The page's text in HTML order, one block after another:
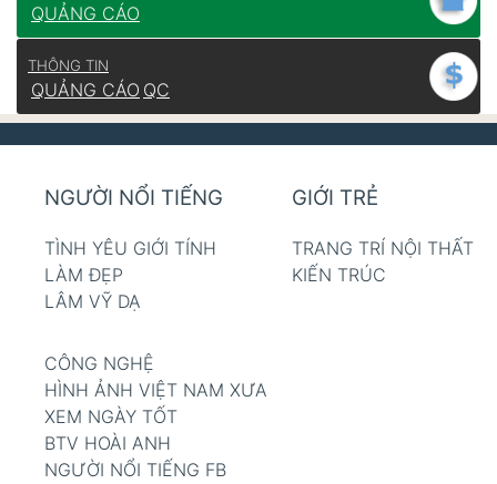
QUẢNG CÁO
THÔNG TIN
QUẢNG CÁO QC
NGƯỜI NỔI TIẾNG
TÌNH YÊU GIỚI TÍNH
LÀM ĐẸP
LÂM VỸ DẠ
GIỚI TRẺ
TRANG TRÍ NỘI THẤT
KIẾN TRÚC
CÔNG NGHỆ
HÌNH ẢNH VIỆT NAM XƯA
XEM NGÀY TỐT
BTV HOÀI ANH
NGƯỜI NỔI TIẾNG FB